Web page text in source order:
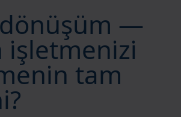
—
i̇şletmeni̇zi̇
tam